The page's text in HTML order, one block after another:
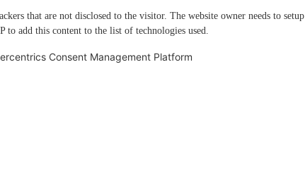
that are not disclosed to the visitor. The website owner needs to setup
to add this content to the list of technologies used.
Consent Management Platform